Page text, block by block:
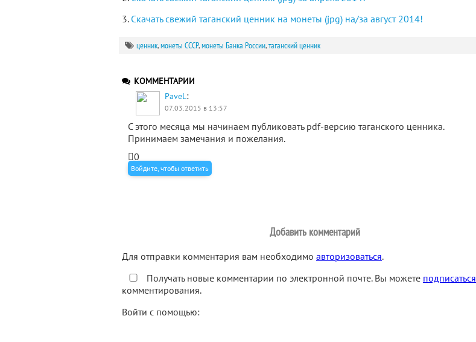
Скачать свежий таганский ценник на монеты (jpg) на/за август 2014!
ценник,монеты СССР,монеты Банка России,таганский ценник
КОММЕНТАРИИ
PaveL:
07.03.2015 в 13:57
С этого месяца мы начинаем публиковать pdf-версию таганского ценника.
Принимаем замечания и пожелания.
0
Войдите, чтобы ответить
Добавить комментарий
Для отправки комментария вам необходимо авторизоваться.
Получать новые комментарии по электронной почте. Вы можете подписаться
комментирования.
Войти с помощью: